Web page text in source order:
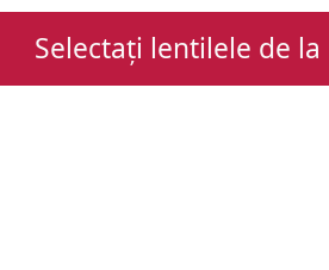
Selectați lentilele de la